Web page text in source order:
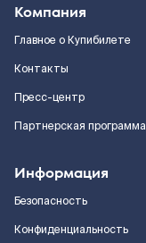
Компания
Главное о Купибилете
Контакты
Пресс-центр
Партнерская программа
Информация
Безопасность
Конфиденциальность